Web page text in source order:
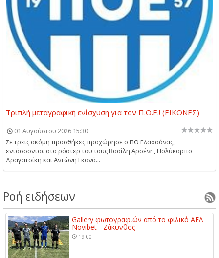
Τριπλή μεταγραφική ενίσχυση για τον Π.Ο.Ε.! (ΕΙΚΟΝΕΣ)
01 Αυγούστου 2026 15:30
Σε τρεις ακόμη προσθήκες προχώρησε ο ΠΟ Ελασσόνας,
εντάσσοντας στο ρόστερ του τους Βασίλη Αρσένη, Πολύκαρπο
Δραγατσίκη και Αντώνη Γκανά...
Ροή ειδήσεων
Gallery φωτογραφιών από το φιλικό ΑΕΛ
Novibet - Ζάκυνθος
19:00